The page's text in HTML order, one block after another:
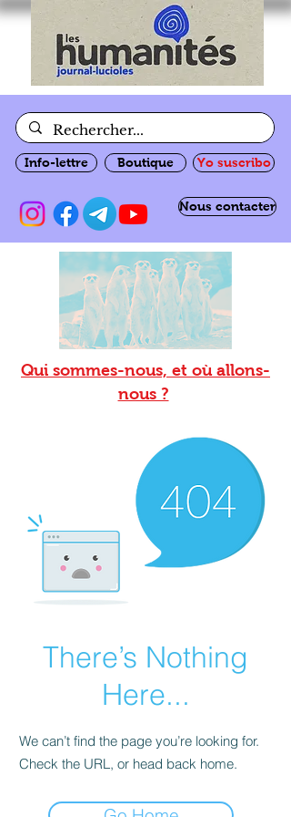
Info-lettre Boutique Yo suscribo
Nous contacter
Qui sommes-nous, et où allons-
nous ?
There’s Nothing
Here...
We can’t find the page you’re looking for.
Check the URL, or head back home.